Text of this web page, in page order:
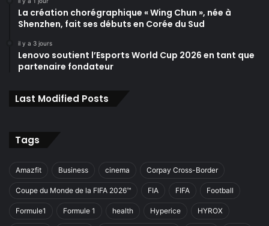
La création chorégraphique « Wing Chun », née à
Shenzhen, fait ses débuts en Corée du Sud
il y a 3 jours
Lenovo soutient l’Esports World Cup 2026 en tant que
partenaire fondateur
Last Modified Posts
Tags
Amazfit Business cinema Corpay Cross-Border
Coupe du Monde de la FIFA 2026™ FIA FIFA Football
Formule1 Formule 1 health Hyperice HYROX